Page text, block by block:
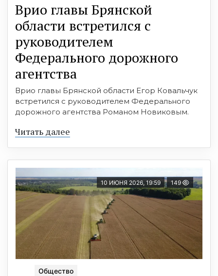
Врио главы Брянской
области встретился с
руководителем
Федерального дорожного
агентства
Врио главы Брянской области Егор Ковальчук
встретился с руководителем Федерального
дорожного агентства Романом Новиковым.
Читать далее
10 ИЮНЯ 2026, 19:59 149
Общество